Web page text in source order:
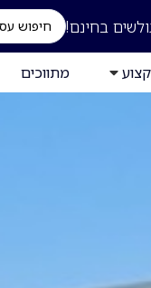
בחינם!
מתווכים